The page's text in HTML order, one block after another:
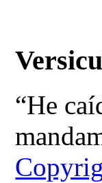
“He